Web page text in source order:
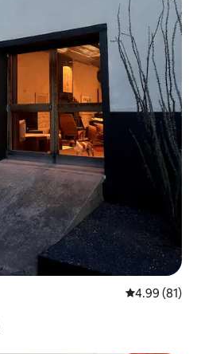
從 81 則評價
4.99 (81)